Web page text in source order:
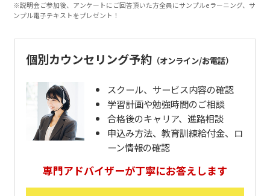
※説明会ご参加後、アンケートにご回答頂いた方全員にサンプルeラーニング、サ
ンプル電子テキストをプレゼント！
個別カウンセリング予約（オンライン/お電話）
スクール、サービス内容の確認
学習計画や勉強時間のご相談
合格後のキャリア、進路相談
申込み方法、教育訓練給付金、ロ
ーン情報の確認
専門アドバイザーが丁寧にお答えします